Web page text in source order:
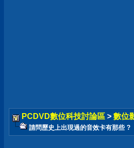
PCDVD數位科技討論區 > 數位
請問歷史上出現過的音效卡有那些 ?